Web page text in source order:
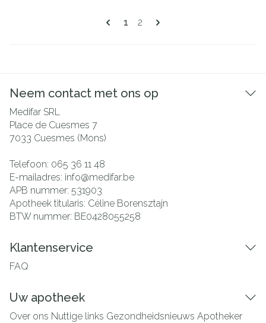
Pagina's
U lees momenteel pagina
1 Pagina
2
Neem contact met ons op
Medifar SRL
Place de Cuesmes 7
7033 Cuesmes (Mons)
Telefoon: 065 36 11 48
E-mailadres: info@medifar.be
APB nummer: 531903
Apotheek titularis: Céline Borensztajn
BTW nummer: BE0428055258
Klantenservice
FAQ
Uw apotheek
Over ons Nuttige links Gezondheidsnieuws Apotheker